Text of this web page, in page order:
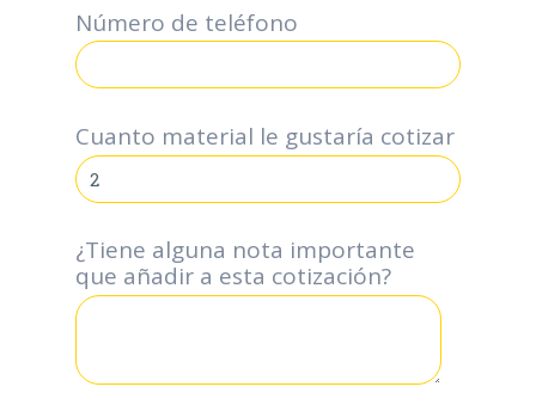
Número de teléfono
Cuanto material le gustaría cotizar
¿Tiene alguna nota importante
que añadir a esta cotización?